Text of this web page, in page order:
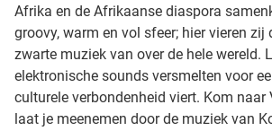
Afrika en de Afrikaanse diaspora
groovy, warm en vol sfeer; hier vieren zij
zwarte muziek van over de hele wereld.
elektronische sounds versmelten voor
culturele verbondenheid viert. Kom naar
laat je meenemen door de muziek van